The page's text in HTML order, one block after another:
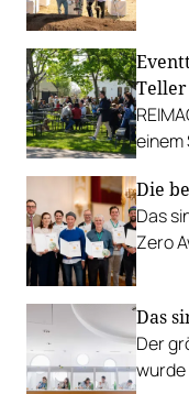
Teller
einem
Die
Das
Zero
Das
Der